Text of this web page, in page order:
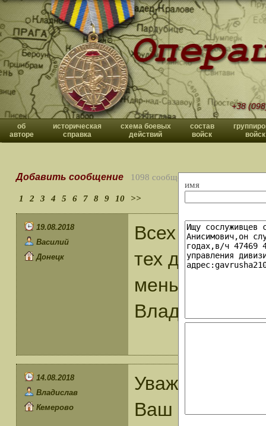
+38
об
авторе
историческая
справка
схема боевых
действий
состав
войск
войск
имя
Добавить сообщение 1098 сообщений
1 2 3 4 5 6 7 8 9 10 >>
19.08.2018
Василий
Донецк
Всех
тех давних
меньше...
Владислав
14.08.2018
Владислав
Кемерово
Уважаемый
Ваш труд и